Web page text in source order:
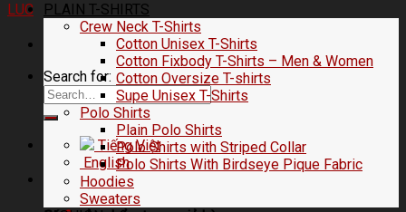
Search for:
Tiếng Việt
English
PLAIN T-SHIRTS
Crew Neck T-Shirts
Cotton Unisex T-Shirts
Cotton Fixbody T-Shirts – Men & Women
Cotton Oversize T-shirts
Supe Unisex T-Shirts
Polo Shirts
Plain Polo Shirts
Polo Shirts with Striped Collar
Polo Shirts With Birdseye Pique Fabric
Hoodies
Sweaters